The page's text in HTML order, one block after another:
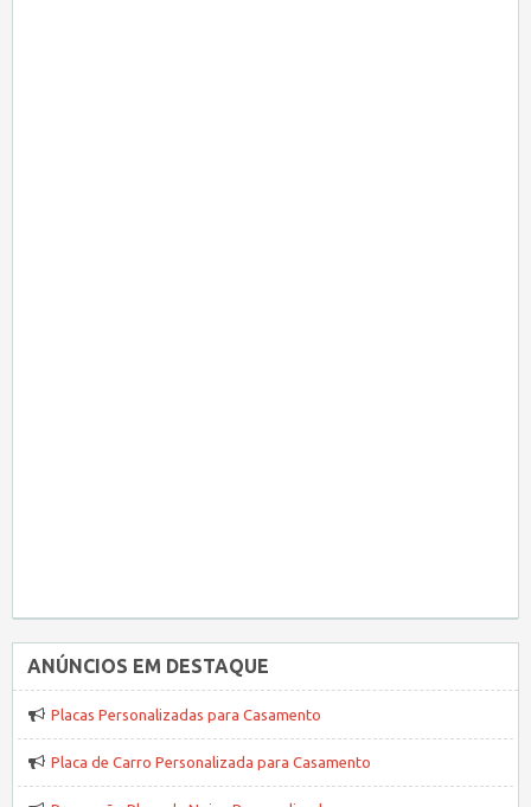
ANÚNCIOS EM DESTAQUE
Placas Personalizadas para Casamento
Placa de Carro Personalizada para Casamento